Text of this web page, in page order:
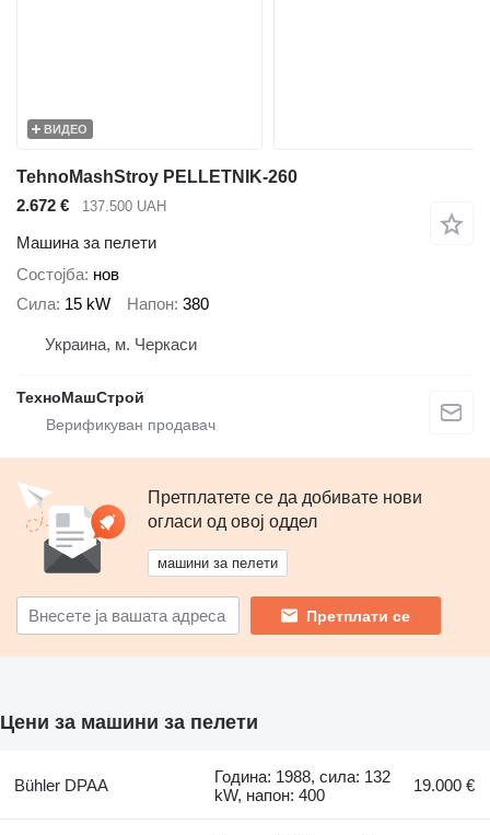
ВИДЕО
TehnoMashStroy PELLETNIK-260
2.672 €
137.500 UAH
Машина за пелети
Состојба нов
Сила 15 kW Напон 380
Украина, м. Черкаси
ТехноМашСтрой
Претплатете се да добивате нови
огласи од овој оддел
машини за пелети
Претплати се
Цени за машини за пелети
Bühler DPAA
Година: 1988, сила: 132
kW, напон: 400
19.000 €